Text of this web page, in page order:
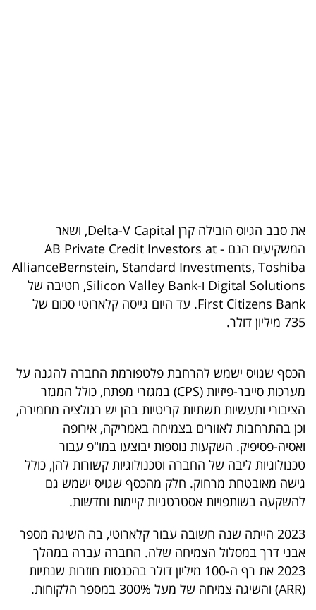
5
המילון
הכלכלי
פודקאסט
UNDER
40
שיתופי
פעולה
דרושים
ניוזלטרים
את סבב הגיוס הובילה קרן Delta-V Capital, ושאר
המשקיעים הנם - AB Private Credit Investors at
AllianceBernstein, Standard Investments, Toshiba
Digital Solutions ו-Silicon Valley Bank, חטיבה של
First Citizens Bank. עד היום גייסה קלארוטי סכום של
735 מיליון דולר.
הכסף שגויס ישמש להרחבת פלטפורמת החברה להגנה על
מערכות סייבר-פיזיות (CPS) במגזרי מפתח, כולל המגזר
הציבורי ותעשיות תשתיות קריטיות בהן יש רגולציה מחמירה,
וכן בהתרחבות לאזורים בצמיחה באמריקה, אירופה
ואסיה-פסיפיק. השקעות נוספות יבוצעו במו"פ עבור
טכנולוגיות ליבה של החברה וטכנולוגיות קשורות להן, כולל
גישה מאובטחת מרחוק. חלק מהכסף שגויס ישמש גם
להשקעה בשותפויות אסטרטגיות קיימות וחדשות.
2023 הייתה שנה חשובה עבור קלארוטי, בה השיגה מספר
אבני דרך במסלול הצמיחה שלה. החברה עברה במהלך
2023 את רף ה-100 מיליון דולר בהכנסות חוזרות שנתיות
(ARR) והשיגה צמיחה של מעל 300% במספר הלקוחות.